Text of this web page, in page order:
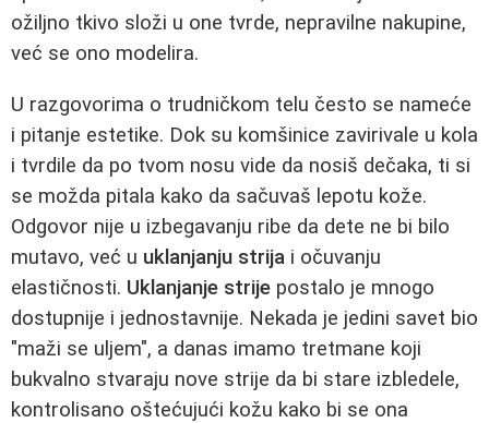
ožiljno tkivo složi u one tvrde, nepravilne nakupine,
već se ono modelira.
U razgovorima o trudničkom telu često se nameće
i pitanje estetike. Dok su komšinice zavirivale u kola
i tvrdile da po tvom nosu vide da nosiš dečaka, ti si
se možda pitala kako da sačuvaš lepotu kože.
Odgovor nije u izbegavanju ribe da dete ne bi bilo
mutavo, već u uklanjanju strija i očuvanju
elastičnosti. Uklanjanje strije postalo je mnogo
dostupnije i jednostavnije. Nekada je jedini savet bio
"maži se uljem", a danas imamo tretmane koji
bukvalno stvaraju nove strije da bi stare izbledele,
kontrolisano oštećujući kožu kako bi se ona